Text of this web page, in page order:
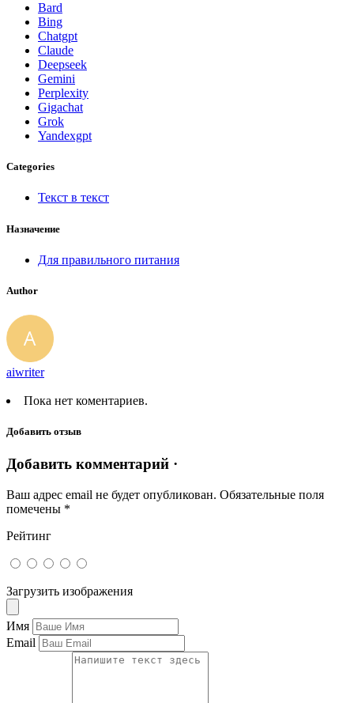
Bard
Bing
Chatgpt
Claude
Deepseek
Gemini
Perplexity
Gigachat
Grok
Yandexgpt
Categories
Текст в текст
Назначение
Для правильного питания
Author
aiwriter
Пока нет коментариев.
Добавить отзыв
Добавить комментарий ·
Ваш адрес email не будет опубликован. Обязательные поля
помечены *
Рейтинг
Загрузить изображения
Имя
Email